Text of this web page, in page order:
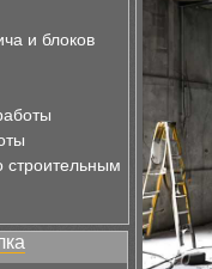
и блоков
строительным